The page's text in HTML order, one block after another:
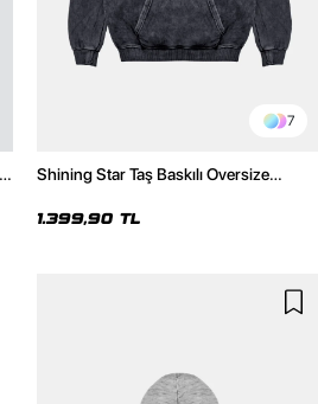
7
Shining Star Taş Baskılı Oversize
1.399,90 TL